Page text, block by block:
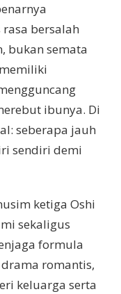
bersalah
bukan semata
ibunya. Di
seberapa jauh
sendiri demi
ketiga Oshi
sekaligus
formula
romantis,
keluarga serta